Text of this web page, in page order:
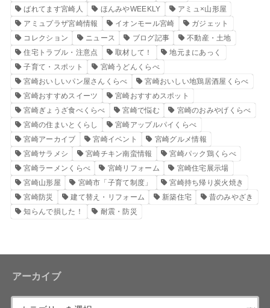
ばれてます宮崎人
ほんみやWEEKLY
アミュ×山形屋
アミュプラザ宮崎情報
イオンモール宮崎
ガジェット
コレクション
ニュース ブログ記事
不動産・土地
住宅トラブル・注意点
取材して！
地元まにあっく
子育て・スポット
宮崎うどんくらべ
宮崎おいしいパン屋さんくらべ
宮崎おいしい地鶏居酒屋くらべ
宮崎おすすめスイーツ
宮崎おすすめスポット
宮崎ぎょうざ食べくらべ
宮崎で悩む
宮崎のおみやげくらべ
宮崎の住まいとくらし
宮崎アップルパイくらべ
宮崎アーカイブ
宮崎イベント
宮崎グルメ情報
宮崎サラメシ
宮崎チキン南蛮情報
宮崎パック鶏くらべ
宮崎ラーメンくらべ
宮崎リフォーム
宮崎住宅展示場
宮崎山形屋
宮崎市「子育て制度」
宮崎持ち帰り炭火焼き
宮崎防災
建て替え・リフォーム 新築住宅
昔のみやざき
知らんで損した！
耐震・防災
アーカイブ